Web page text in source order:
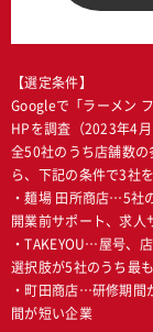
【選定条件】
Googleで「ラーメン
HPを調査（2023年4月
全50社のうち店舗数
ら、下記の条件で3社
・麺場 田所商店…5社
開業前サポート、求
・TAKEYOU…屋号、
選択肢が5社のうち最
・町田商店…研修期間
間が短い企業